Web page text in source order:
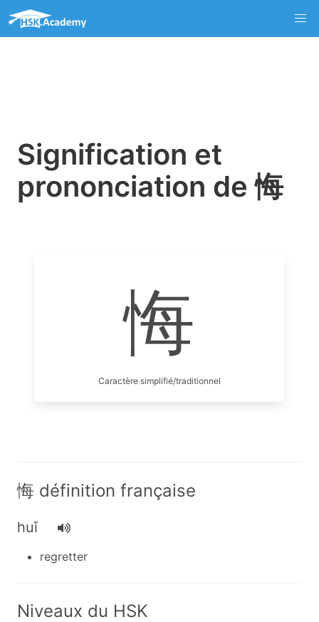
Signification et
prononciation de 悔
悔
Caractère simplifié/traditionnel
悔 définition française
huǐ
regretter
Niveaux du HSK